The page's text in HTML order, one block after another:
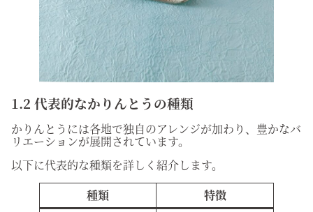
1.2 代表的なかりんとうの種類
かりんとうには各地で独自のアレンジが加わり、豊かなバ
リエーションが展開されています。
以下に代表的な種類を詳しく紹介します。
種類
特徴